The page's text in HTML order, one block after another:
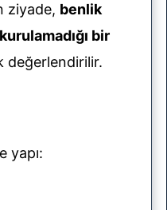
ziyade, benlik
bir
değerlendirilir.
yapı: